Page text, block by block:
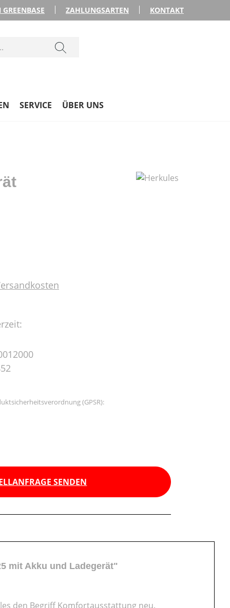
ZAHLUNGSARTEN KONTAKT
SERVICE ÜBER UNS
(GPSR):
SENDEN
mit Akku und Ladegerät"
den Begriff Komfortausstattung neu.